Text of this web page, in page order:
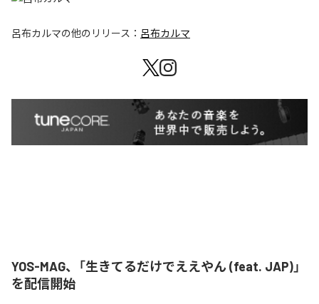
呂布カルマの他のリリース： 呂布カルマ
YOS-MAG、「生きてるだけでええやん (feat. JAP)」
を配信開始